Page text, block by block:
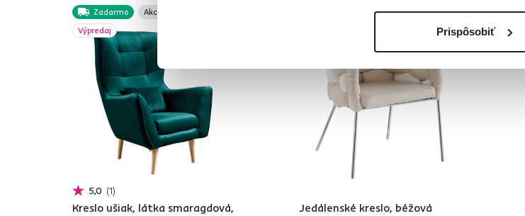
Prispôsobiť
Zadarmo
Akcia
Výpredaj
5,0 1
Kreslo ušiak, látka smaragdová,
Jedálenské kreslo, béžová